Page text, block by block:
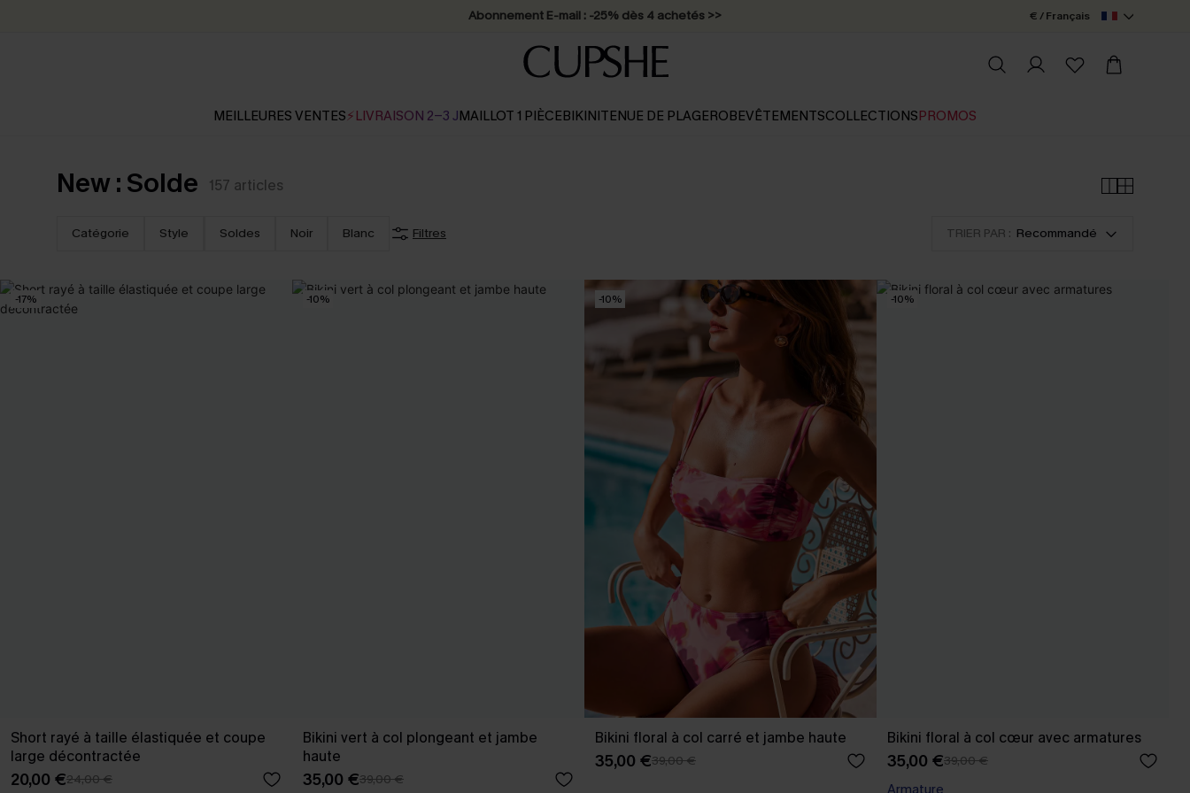
Abonnement E-mail : -25% dès 4 achetés >> € / Français
MEILLEURES VENTES⚡LIVRAISON 2-3 JMAILLOT 1 PIÈCEBIKINITENUE DE PLAGEROBEVÊTEMENTSCOLLECTIONSPROMOS
New : Solde 157 articles
Catégorie Style Soldes Noir Blanc Filtres TRIER PAR : Recommandé
-17%
Short rayé à taille élastiquée et coupe
large décontractée
20,00 €24,00 €
-10%
Bikini vert à col plongeant et jambe
haute
35,00 €39,00 €
-10%
Bikini floral à col carré et jambe haute
35,00 €39,00 €
-10%
Bikini floral à col cœur avec armatures
35,00 €39,00 €
Armature